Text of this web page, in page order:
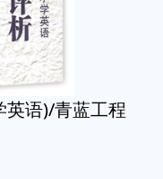
英语)/青蓝工程